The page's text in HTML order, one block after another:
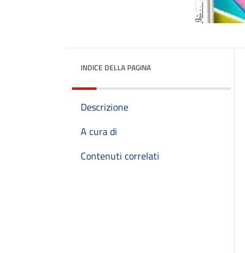
INDICE DELLA PAGINA
Descrizione
A cura di
Contenuti correlati